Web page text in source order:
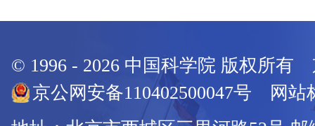
© 1996 - 2026 中国科学院 版权所有
京公网安备110402500047号 网站